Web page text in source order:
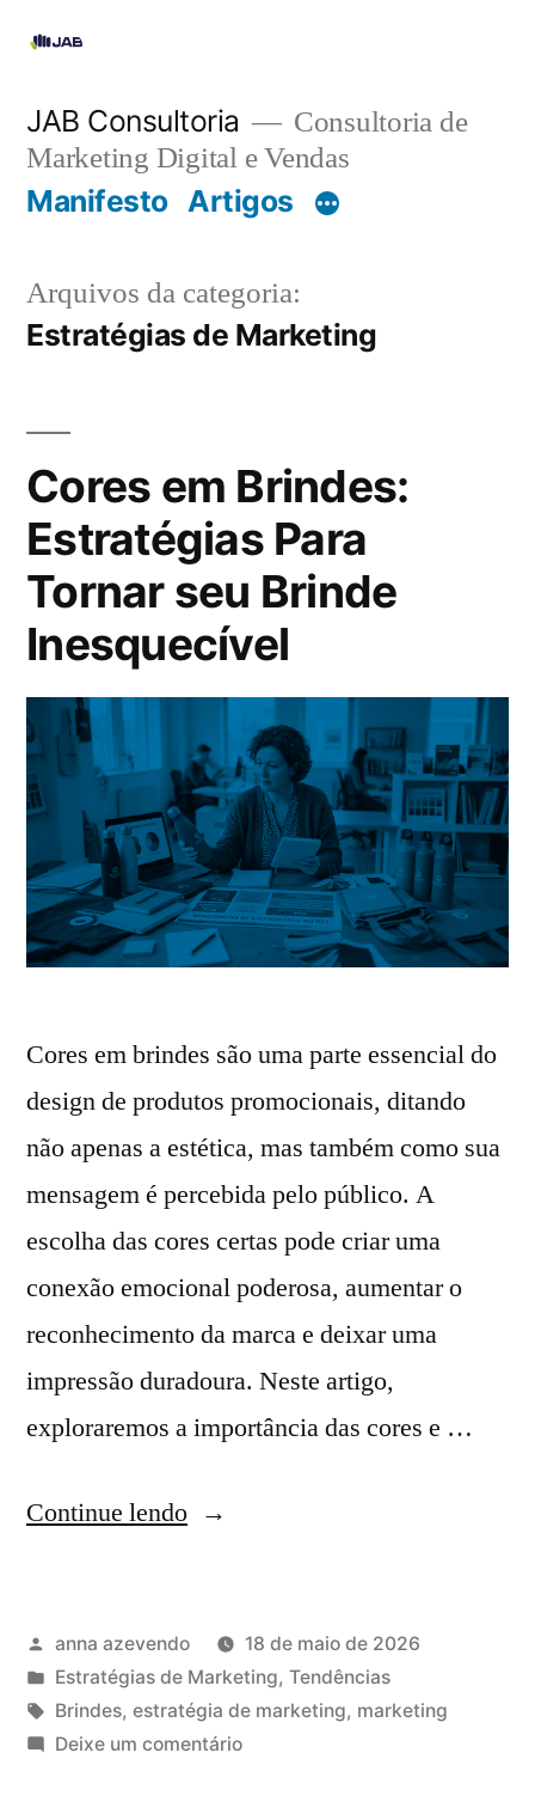
JAB Consultoria
Consultoria de
Marketing Digital e Vendas
Manifesto Artigos
Arquivos da categoria:
Estratégias de Marketing
Cores em Brindes:
Estratégias Para
Tornar seu Brinde
Inesquecível
Cores em brindes são uma parte essencial do
design de produtos promocionais, ditando
não apenas a estética, mas também como sua
mensagem é percebida pelo público. A
escolha das cores certas pode criar uma
conexão emocional poderosa, aumentar o
reconhecimento da marca e deixar uma
impressão duradoura. Neste artigo,
exploraremos a importância das cores e …
Continue lendo
anna azevendo
18 de maio de 2026
Estratégias de Marketing, Tendências
Brindes, estratégia de marketing, marketing
Deixe um comentário